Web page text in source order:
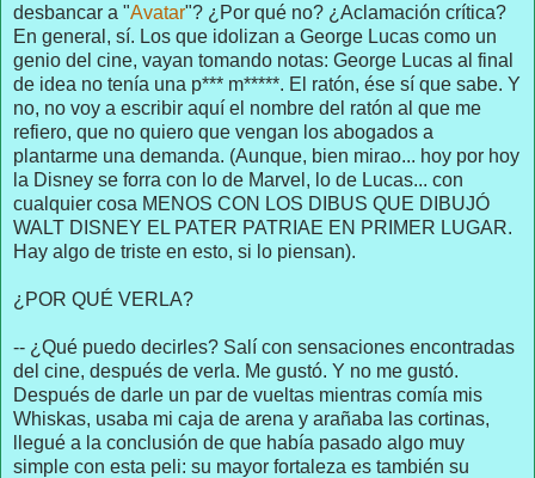
desbancar a "Avatar"? ¿Por qué no? ¿Aclamación crítica?
En general, sí. Los que idolizan a George Lucas como un
genio del cine, vayan tomando notas: George Lucas al final
de idea no tenía una p*** m*****. El ratón, ése sí que sabe. Y
no, no voy a escribir aquí el nombre del ratón al que me
refiero, que no quiero que vengan los abogados a
plantarme una demanda. (Aunque, bien mirao... hoy por hoy
la Disney se forra con lo de Marvel, lo de Lucas... con
cualquier cosa MENOS CON LOS DIBUS QUE DIBUJÓ
WALT DISNEY EL PATER PATRIAE EN PRIMER LUGAR.
Hay algo de triste en esto, si lo piensan).
¿POR QUÉ VERLA?
-- ¿Qué puedo decirles? Salí con sensaciones encontradas
del cine, después de verla. Me gustó. Y no me gustó.
Después de darle un par de vueltas mientras comía mis
Whiskas, usaba mi caja de arena y arañaba las cortinas,
llegué a la conclusión de que había pasado algo muy
simple con esta peli: su mayor fortaleza es también su